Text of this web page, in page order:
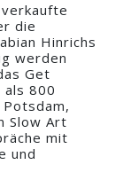
die
Hinrichs
werden
Get
800
Slow Art
mit
und